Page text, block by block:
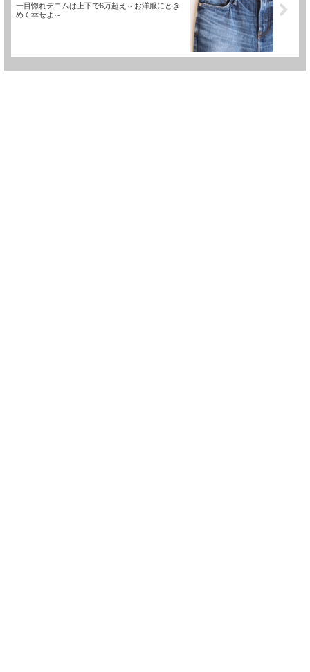
一目惚れデニムは上下で6万超え～お洋服にとき
めく幸せよ～